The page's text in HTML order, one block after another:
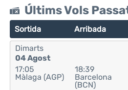
Últims Vols
Sortida Arribada
Dimarts
04 Agost
17:05
Màlaga (AGP)
18:39
Barcelona
(BCN)